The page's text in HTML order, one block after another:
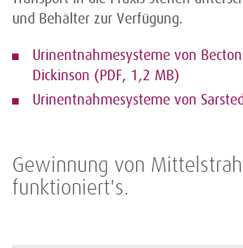
und Behälter zur Verfügung.
Urinentnahmesysteme von Becton
Dickinson (PDF, 1,2 MB)
Urinentnahmesysteme von
Gewinnung von
funktioniert's.